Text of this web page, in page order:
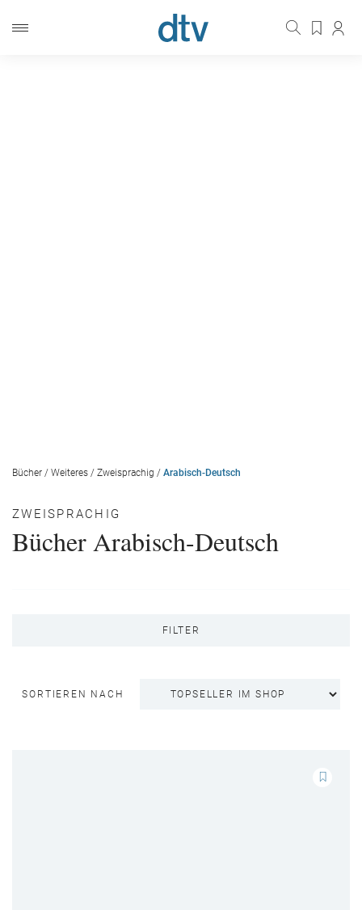
Bücher / Weiteres / Zweisprachig / Arabisch-Deutsch
ZWEISPRACHIG
Bücher Arabisch-Deutsch
FILTER
SORTIEREN NACH